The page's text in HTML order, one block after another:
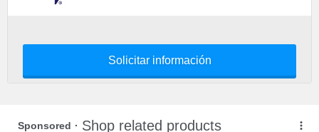
Solicitar información